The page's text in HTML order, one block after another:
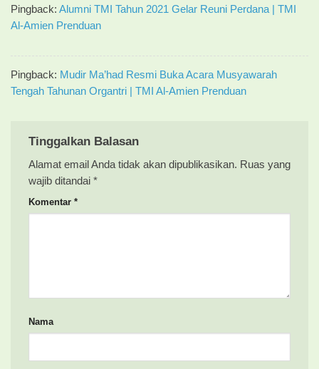
Pingback: Alumni TMI Tahun 2021 Gelar Reuni Perdana | TMI
Al-Amien Prenduan
Pingback: Mudir Ma’had Resmi Buka Acara Musyawarah
Tengah Tahunan Organtri | TMI Al-Amien Prenduan
Tinggalkan Balasan
Alamat email Anda tidak akan dipublikasikan. Ruas yang
wajib ditandai *
Komentar *
Nama